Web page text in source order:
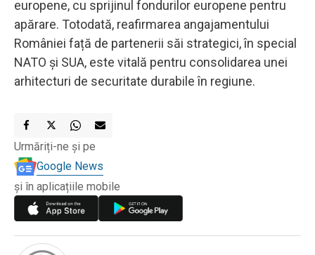
europene, cu sprijinul fondurilor europene pentru
apărare. Totodată, reafirmarea angajamentului
României față de partenerii săi strategici, în special
NATO și SUA, este vitală pentru consolidarea unei
arhitecturi de securitate durabile în regiune.
Urmăriți-ne și pe
Google News
și în aplicațiile mobile